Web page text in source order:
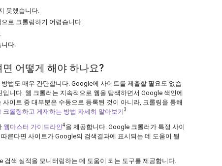
못했습니다.
로 크롤링하기 어렵습니다.
다.
어떻게 해야 하나요?
법도 매우 간단합니다. Google에 사이트를 제출할 필요도 없습
니다. 웹 크롤러는 지속적으로 웹을 탐색하면서 Google 색인에
이트 중 대부분은 수동으로 등록된 것이 아니라, 크롤링을 통해
롤링하고 게재하는 방법 자세히 알아보기3
웹마스터 가이드라인4을 제공합니다. Google 크롤러가 특정 사이
른다면 사이트가 Google의 검색결과에 표시되는 데 도움이 될
색 실적을 모니터링하는 데 도움이 되는 도구를 제공합니다.